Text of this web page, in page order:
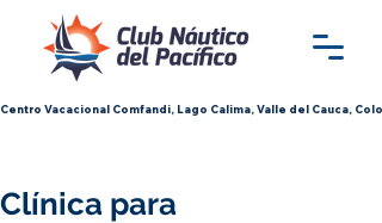
Centro Vacacional Comfandi, Lago Calima, Valle del Cauca,
Clínica para